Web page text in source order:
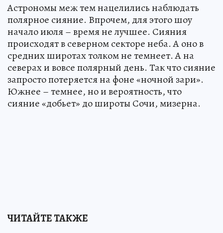
Астрономы меж тем нацелились наблюдать
полярное сияние. Впрочем, для этого шоу
начало июля – время не лучшее. Сияния
происходят в северном секторе неба. А оно в
средних широтах толком не темнеет. А на
северах и вовсе полярный день. Так что сияние
запросто потеряется на фоне «ночной зари».
Южнее – темнее, но и вероятность, что
сияние «добьет» до широты Сочи, мизерна.
ЧИТАЙТЕ ТАКЖЕ